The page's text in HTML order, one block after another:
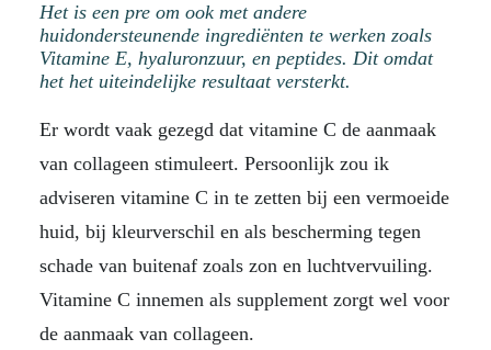
Het is een pre om ook met andere
huidondersteunende ingrediënten te werken zoals
Vitamine E, hyaluronzuur, en peptides. Dit omdat
het het uiteindelijke resultaat versterkt.
Er wordt vaak gezegd dat vitamine C de aanmaak
van collageen stimuleert. Persoonlijk zou ik
adviseren vitamine C in te zetten bij een vermoeide
huid, bij kleurverschil en als bescherming tegen
schade van buitenaf zoals zon en luchtvervuiling.
Vitamine C innemen als supplement zorgt wel voor
de aanmaak van collageen.